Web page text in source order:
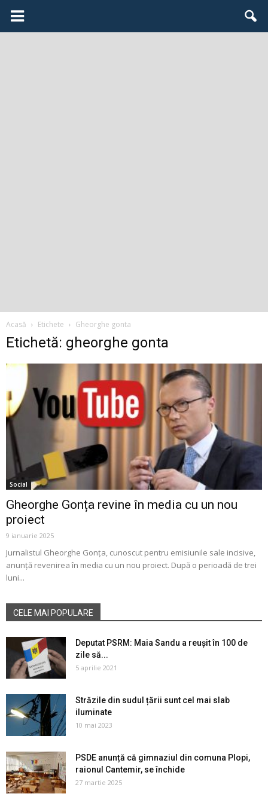
Acasă Etichete Gheorghe gonta
Etichetă: gheorghe gonta
Social
Gheorghe Gonța revine în media cu un nou
proiect
9 ianuarie 2025
Jurnalistul Gheorghe Gonța, cunoscut pentru emisiunile sale incisive,
anunță revenirea în media cu un nou proiect. După o perioadă de trei
luni...
CELE MAI POPULARE
Deputat PSRM: Maia Sandu a reușit în 100 de
zile să...
5 aprilie 2021
Străzile din sudul țării sunt cel mai slab
iluminate
10 mai 2023
PSDE anunță că gimnaziul din comuna Plopi,
raionul Cantemir, se închide
27 martie 2025